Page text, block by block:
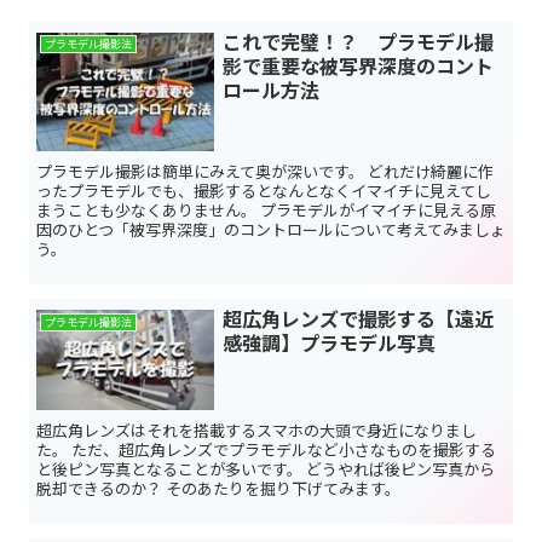
プラモデル撮影法
これで完璧！？ プラモデル撮
影で重要な被写界深度のコント
ロール方法
プラモデル撮影は簡単にみえて奥が深いです。 どれだけ綺麗に作
ったプラモデルでも、撮影するとなんとなくイマイチに見えてし
まうことも少なくありません。 プラモデルがイマイチに見える原
因のひとつ「被写界深度」のコントロールについて考えてみましょ
う。
プラモデル撮影法
超広角レンズで撮影する【遠近
感強調】プラモデル写真
超広角レンズはそれを搭載するスマホの大頭で身近になりまし
た。 ただ、超広角レンズでプラモデルなど小さなものを撮影する
と後ピン写真となることが多いです。 どうやれば後ピン写真から
脱却できるのか？ そのあたりを掘り下げてみます。